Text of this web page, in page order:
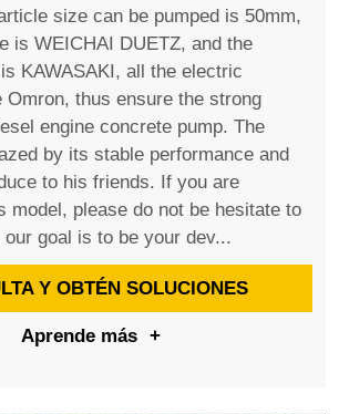
size can be pumped is 50mm,
is WEICHAI DUETZ, and the
KAWASAKI, all the electric
Omron, thus ensure the strong
engine concrete pump. The
by its stable performance and
to his friends. If you are
model, please do not be hesitate to
goal is to be your dev...
Y OBTÉN SOLUCIONES
Aprende más +